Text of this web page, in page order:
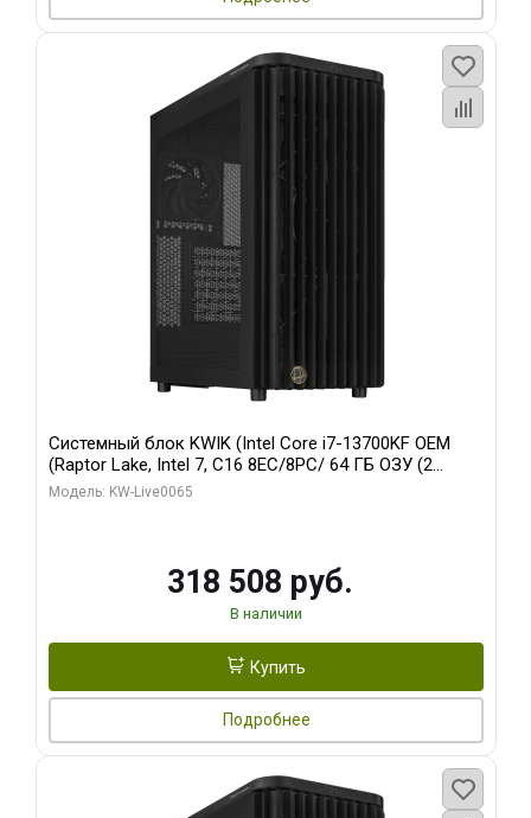
Системный блок KWIK (Intel Core i7-13700KF OEM
(Raptor Lake, Intel 7, C16 8EC/8PC/ 64 ГБ ОЗУ (2
модуля)/ ASUS RTX5080 PROART OC 16GB GDDR7
Модель: KW-Live0065
318 508 руб.
В наличии
Купить
Подробнее